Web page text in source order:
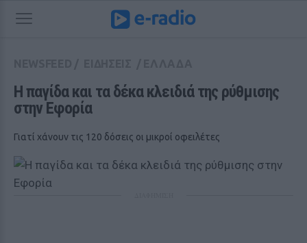
Η παγίδα και τα δέκα κλειδιά της ρύθμισης
στην Εφορία
Γιατί χάνουν τις 120 δόσεις οι μικροί οφειλέτες